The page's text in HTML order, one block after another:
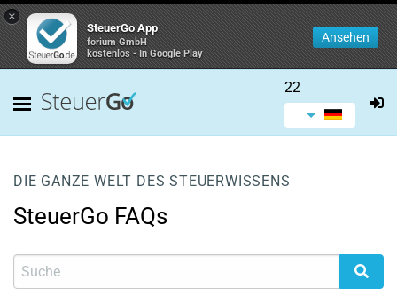
×
SteuerGo App
forium GmbH
kostenlos - In Google Play
Ansehen
22
DIE GANZE WELT DES STEUERWISSENS
SteuerGo FAQs